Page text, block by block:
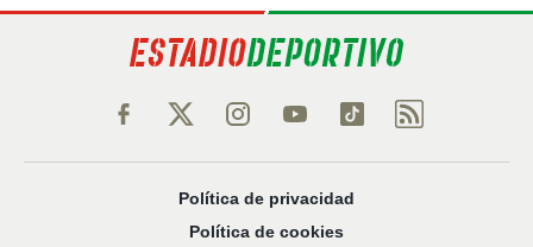
Política de privacidad
Política de cookies